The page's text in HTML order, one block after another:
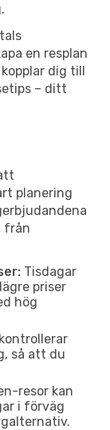
en resplan
dig till
– ditt
planering
från
Tisdagar
priser
hög
så att du
resor kan
i förväg